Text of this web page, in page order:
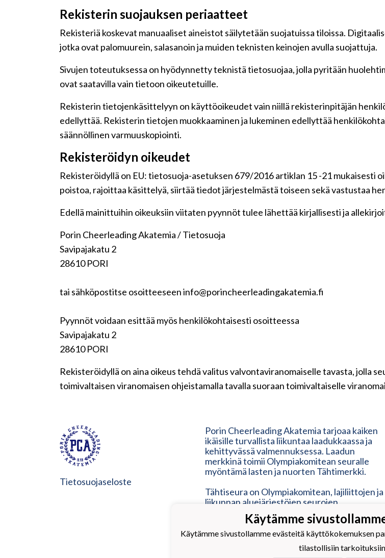
Rekisterin suojauksen periaatteet
Rekisteriä koskevat manuaaliset aineistot säilytetään suojatuissa tiloissa.
jotka ovat palomuurein, salasanoin ja muiden teknisten keinojen avulla suojattuja.
Sivujen toteutuksessa on hyödynnetty teknistä tietosuojaa, jolla pyritään
ovat saatavilla vain tietoon oikeutetuille.
Rekisterin tietojenkäsittelyyn on käyttöoikeudet vain niillä rekisterinpitäjän
edellyttää. Rekisterin tietojen muokkaaminen ja lukeminen edellyttää
säännöllinen varmuuskopiointi.
Rekisteröidyn oikeudet
Rekisteröidyllä on EU: tietosuoja-asetuksen 679/2016 artiklan 15 -21 mukaisesti
poistoa, rajoittaa käsittelyä, siirtää tiedot järjestelmästä toiseen sekä vastustaa
Edellä mainittuihin oikeuksiin viitaten pyynnöt tulee lähettää kirjallisesti ja
Porin Cheerleading Akatemia / Tietosuoja
Savipajakatu 2
28610 PORI
tai sähköpostitse osoitteeseen info@porincheerleadingakatemia.fi
Pyynnöt voidaan esittää myös henkilökohtaisesti osoitteessa
Savipajakatu 2
28610 PORI
Rekisteröidyllä on aina oikeus tehdä valitus valvontaviranomaiselle tavasta, jolla
toimivaltaisen viranomaisen ohjeistamalla tavalla suoraan toimivaltaiselle
Tietosuojaseloste
Porin Cheerleading Akatemia tarjoaa kaiken
ikäisille turvallista liikuntaa laadukkaassa ja
kehittyvässä valmennuksessa. Laadun
merkkinä toimii Olympiakomitean seuralle
myöntämä lasten ja nuorten Tähtimerkki.
Tähtiseura on Olympiakomitean, lajiliittojen ja
liikunnan aluejärjestöjen seurojen
laatuohjelma. Tähtimerkki on lupaus laadusta
nykyisille ja uusille seuran jäsenille sekä
heidän lähipiirilleen ja tukijoille. Tähtimerkki
on osoitus modernista, ketterästä,
vastuullisesta ja inhimillisestä
Käytämme
Käytämme sivustollamme evästeitä käyttökokemuksen
tilastollisiin